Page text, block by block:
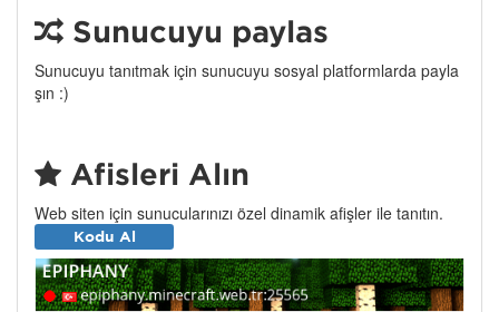
Sunucuyu paylaş
Sunucuyu tanıtmak için sunucuyu sosyal platformlarda payla
şın :)
Afişleri Alın
Web siten için sunucularınızı özel dinamik afişler ile tanıtın.
Kodu Al